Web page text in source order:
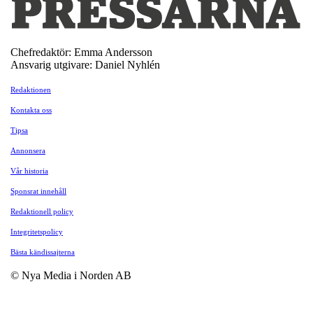
Chefredaktör: Emma Andersson
Ansvarig utgivare: Daniel Nyhlén
Redaktionen
Kontakta oss
Tipsa
Annonsera
Vår historia
Sponsrat innehåll
Redaktionell policy
Integritetspolicy
Bästa kändissajterna
© Nya Media i Norden AB